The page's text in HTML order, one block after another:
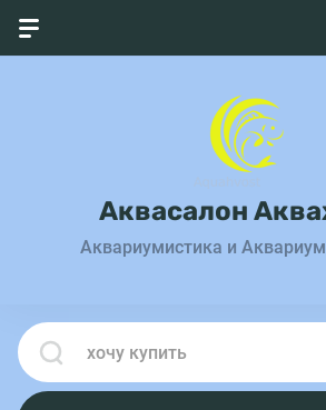
Аквасалон
Аквариумистика и